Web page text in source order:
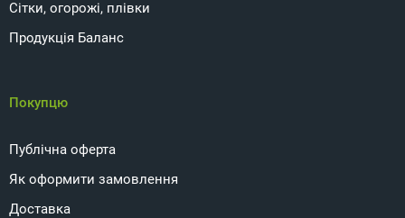
Сітки, огорожі, плівки
Продукція Баланс
Покупцю
Публічна оферта
Як оформити замовлення
Доставка